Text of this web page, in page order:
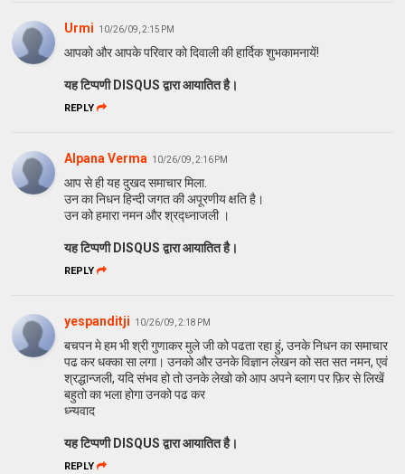
Urmi 10/26/09, 2:15 PM
आपको और आपके परिवार को दिवाली की हार्दिक शुभकामनायें!
यह टिप्पणी DISQUS द्वारा आयातित है।
REPLY
Alpana Verma 10/26/09, 2:16 PM
आप से ही यह दुखद समाचार मिला.
उन का निधन हिन्दी जगत की अपूरणीय क्षति है।
उन को हमारा नमन और श्रद्ध्नाजली ।
यह टिप्पणी DISQUS द्वारा आयातित है।
REPLY
yespanditji 10/26/09, 2:18 PM
बचपन मे हम भी श्री गुणाकर मुले जी को पढता रहा हुं, उनके निधन का समाचार
पढ कर धक्का सा लगा। उनको और उनके विज्ञान लेखन को सत सत नमन, एवं
श्रद्धान्जली, यदि संभव हो तो उनके लेखो को आप अपने ब्लाग पर फ़िर से लिखें
बहुतो का भला होगा उनको पढ कर
ध्न्यवाद
यह टिप्पणी DISQUS द्वारा आयातित है।
REPLY